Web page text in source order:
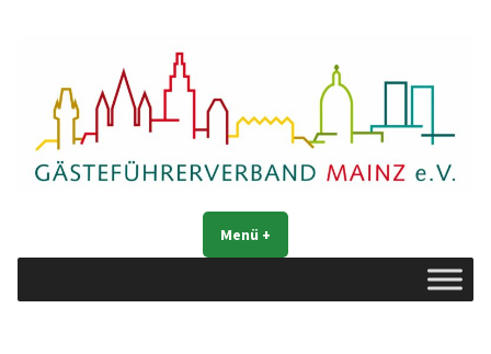
Gästeführerverband Mainz e. V.
Menü +